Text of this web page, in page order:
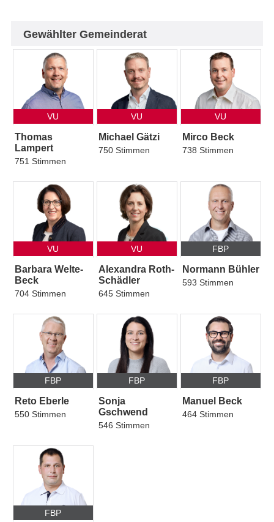
Gewählter Gemeinderat
VU
Thomas
Lampert
751 Stimmen
VU
Michael Gätzi
750 Stimmen
VU
Mirco Beck
738 Stimmen
VU
Barbara Welte-
Beck
704 Stimmen
VU
Alexandra Roth-
Schädler
645 Stimmen
FBP
Normann Bühler
593 Stimmen
FBP
Reto Eberle
550 Stimmen
FBP
Sonja
Gschwend
546 Stimmen
FBP
Manuel Beck
464 Stimmen
FBP